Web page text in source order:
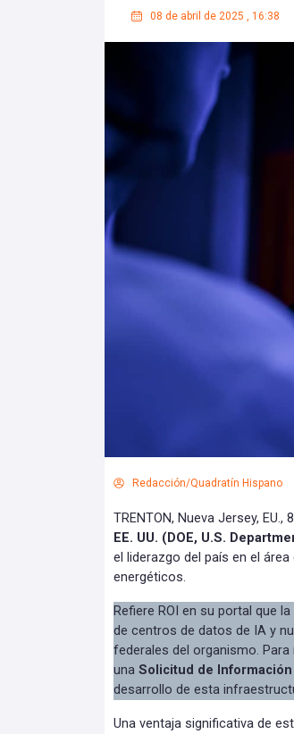
08 de abril de 2025 , 16:38
Redacción/Quadratín Hispano
TRENTON, Nueva Jersey, EU.,
EE. UU. (DOE, U.S.
el liderazgo del país en el
energéticos.
Refiere ROI en su portal que
de centros de datos de IA y
federales del organismo.
una Solicitud de Información
desarrollo de esta
Una ventaja significativa de